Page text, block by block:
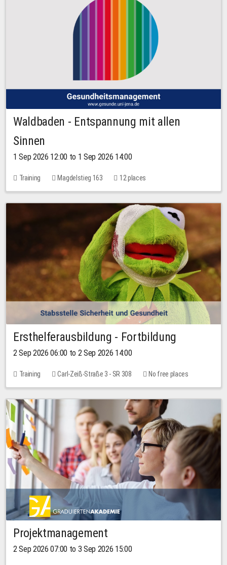
Waldbaden - Entspannung mit allen
Sinnen
1 Sep 2026 12:00 to 1 Sep 2026 14:00
Training Magdelstieg 163 12 places
Ersthelferausbildung - Fortbildung
2 Sep 2026 06:00 to 2 Sep 2026 14:00
Training Carl-Zeiß-Straße 3 - SR 308 No free places
Projektmanagement
2 Sep 2026 07:00 to 3 Sep 2026 15:00